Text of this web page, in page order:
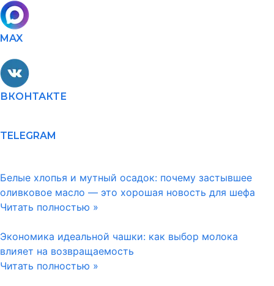
MAX
ВКОНТАКТЕ
TELEGRAM
Белые хлопья и мутный осадок: почему застывшее
оливковое масло — это хорошая новость для шефа
Читать полностью »
Экономика идеальной чашки: как выбор молока
влияет на возвращаемость
Читать полностью »